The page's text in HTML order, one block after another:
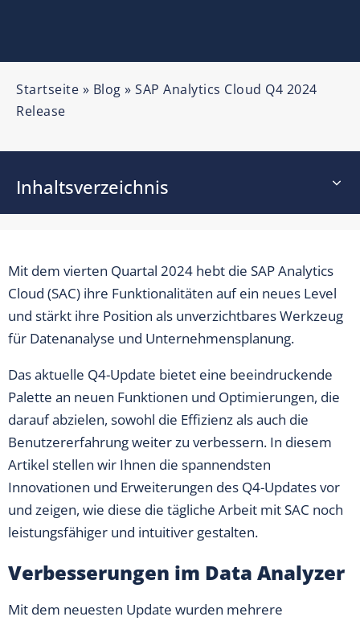
Startseite » Blog » SAP Analytics Cloud Q4 2024
Release
Mit dem vierten Quartal 2024 hebt die SAP Analytics
Cloud (SAC) ihre Funktionalitäten auf ein neues Level
und stärkt ihre Position als unverzichtbares Werkzeug
für Datenanalyse und Unternehmensplanung.
Das aktuelle Q4-Update bietet eine beeindruckende
Palette an neuen Funktionen und Optimierungen, die
darauf abzielen, sowohl die Effizienz als auch die
Benutzererfahrung weiter zu verbessern. In diesem
Artikel stellen wir Ihnen die spannendsten
Innovationen und Erweiterungen des Q4-Updates vor
und zeigen, wie diese die tägliche Arbeit mit SAC noch
leistungsfähiger und intuitiver gestalten.
Verbesserungen im Data Analyzer
Mit dem neuesten Update wurden mehrere
Inhaltsverzeichnis